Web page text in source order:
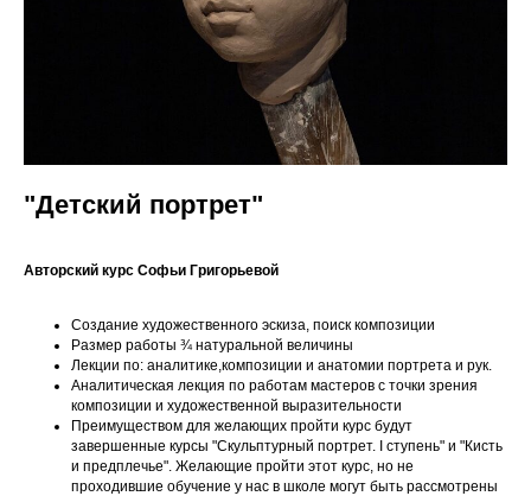
"Детский портрет"
Авторский курс Софьи Григорьевой
Создание художественного эскиза, поиск композиции
Размер работы ¾ натуральной величины
Лекции по: аналитике,композиции и анатомии портрета и рук.
Аналитическая лекция по работам мастеров с точки зрения
композиции и художественной выразительности
Преимуществом для желающих пройти курс будут
завершенные курсы "Скульптурный портрет. I ступень" и "Кисть
и предплечье". Желающие пройти этот курс, но не
проходившие обучение у нас в школе могут быть рассмотрены